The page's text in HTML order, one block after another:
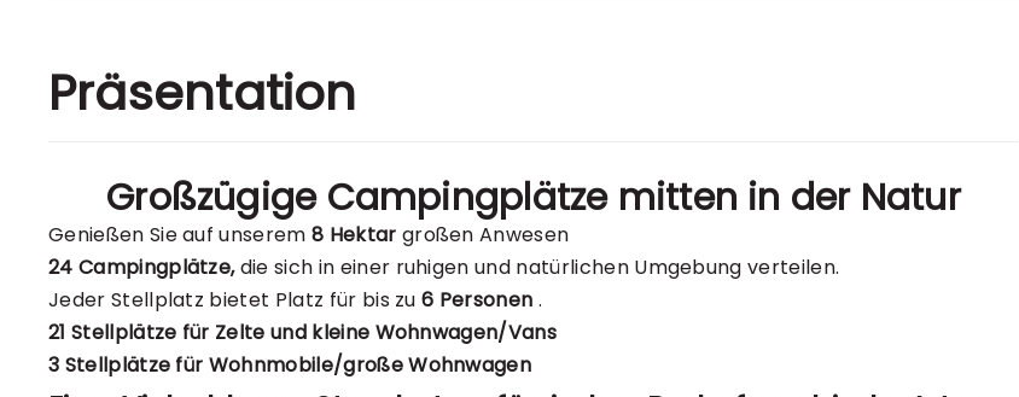
Präsentation
Großzügige Campingplätze mitten in der Natur
Genießen Sie auf unserem 8 Hektar großen Anwesen
24 Campingplätze,die sich in einer ruhigen und natürlichen Umgebung verteilen.
Jeder Stellplatz bietet Platz für bis zu6 Personen .
21 Stellplätze für Zelte und kleine Wohnwagen/Vans
3 Stellplätze für Wohnmobile/große Wohnwagen